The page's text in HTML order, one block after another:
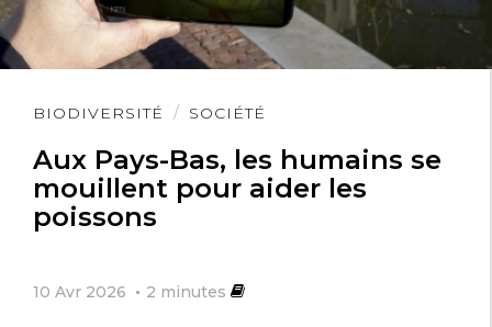
BIODIVERSITÉ SOCIÉTÉ
Aux Pays-Bas, les humains se
mouillent pour aider les
poissons
10 Avr 2026 2 minutes
Lire